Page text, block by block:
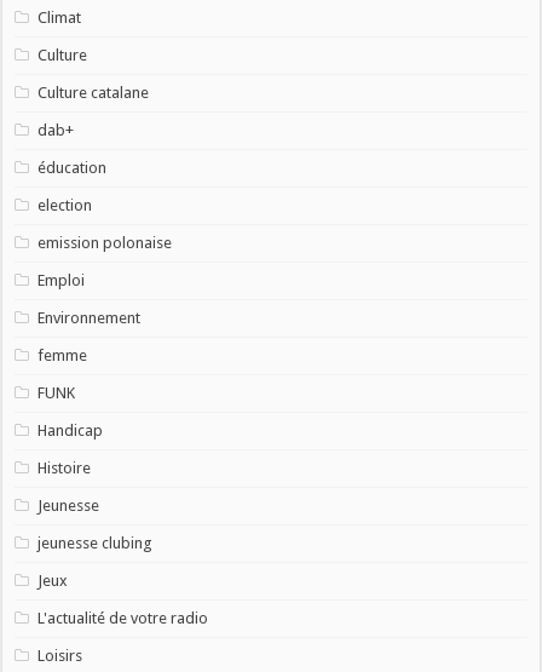
Climat
Culture
Culture catalane
dab+
éducation
election
emission polonaise
Emploi
Environnement
femme
FUNK
Handicap
Histoire
Jeunesse
jeunesse clubing
Jeux
L'actualité de votre radio
Loisirs